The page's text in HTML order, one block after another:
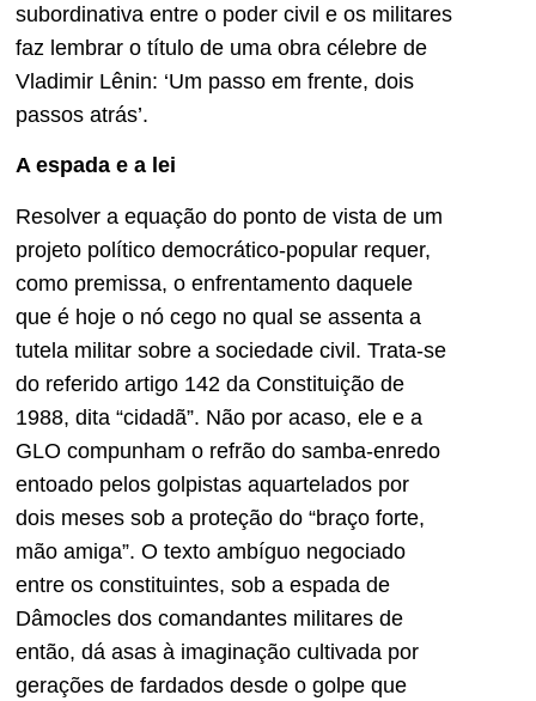
subordinativa entre o poder civil e os militares
faz lembrar o título de uma obra célebre de
Vladimir Lênin: ‘Um passo em frente, dois
passos atrás’.
A espada e a lei
Resolver a equação do ponto de vista de um
projeto político democrático-popular requer,
como premissa, o enfrentamento daquele
que é hoje o nó cego no qual se assenta a
tutela militar sobre a sociedade civil. Trata-se
do referido artigo 142 da Constituição de
1988, dita “cidadã”. Não por acaso, ele e a
GLO compunham o refrão do samba-enredo
entoado pelos golpistas aquartelados por
dois meses sob a proteção do “braço forte,
mão amiga”. O texto ambíguo negociado
entre os constituintes, sob a espada de
Dâmocles dos comandantes militares de
então, dá asas à imaginação cultivada por
gerações de fardados desde o golpe que